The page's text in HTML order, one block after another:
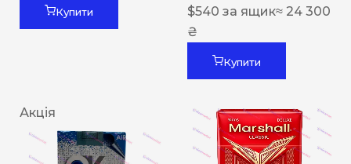
Купити
$540 за ящик≈ 24 300
₴
Купити
Акція